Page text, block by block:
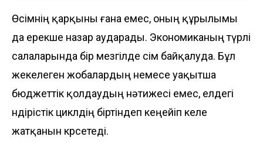
Өсімнің қарқыны ғана емес, оның құрылымы
да ерекше назар аударады. Экономиканың түрлі
салаларында бір мезгілде өсім байқалуда. Бұл
жекелеген жобалардың немесе уақытша
бюджеттік қолдаудың нәтижесі емес, елдегі
өндірістік циклдің біртіндеп кеңейіп келе
жатқанын көрсетеді.